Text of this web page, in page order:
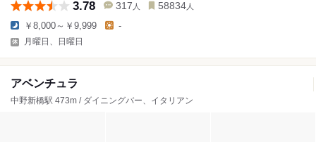
3.78 317 人 58834 人
￥8,000～￥9,999 -
月曜日、日曜日
アベンチュラ
中野新橋駅 473m / ダイニングバー、イタリアン